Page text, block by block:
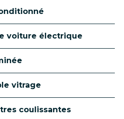
voiture électrique
vitrage
coulissantes